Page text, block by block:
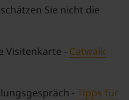
Sie nicht die
Visitenkarte - Catwalk
- Tipps für